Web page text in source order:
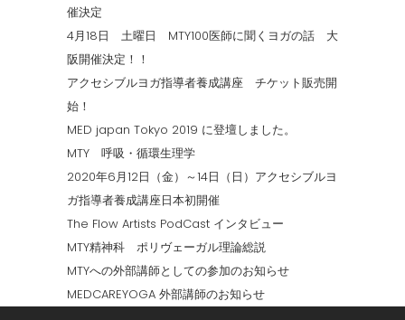
催決定
4月18日 土曜日 MTY100医師に聞くヨガの話 大
阪開催決定！！
アクセシブルヨガ指導者養成講座 チケット販売開
始！
MED japan Tokyo 2019 に登壇しました。
MTY 呼吸・循環生理学
2020年6月12日（金）～14日（日）アクセシブルヨ
ガ指導者養成講座日本初開催
The Flow Artists PodCast インタビュー
MTY精神科 ポリヴェーガル理論総説
MTYへの外部講師としての参加のお知らせ
MEDCAREYOGA 外部講師のお知らせ